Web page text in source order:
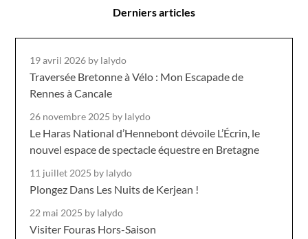
Derniers articles
19 avril 2026 by lalydo
Traversée Bretonne à Vélo : Mon Escapade de
Rennes à Cancale
26 novembre 2025 by lalydo
Le Haras National d’Hennebont dévoile L’Écrin, le
nouvel espace de spectacle équestre en Bretagne
11 juillet 2025 by lalydo
Plongez Dans Les Nuits de Kerjean !
22 mai 2025 by lalydo
Visiter Fouras Hors-Saison